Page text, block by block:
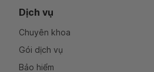
Dịch vụ
Chuyên khoa
Gói dịch vụ
Bảo hiểm